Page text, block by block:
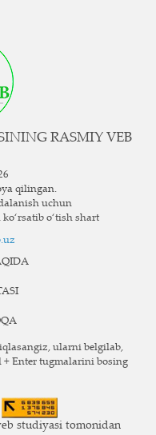
RASMIY VEB
qilingan.
uchun
o‘tish shart
ularni belgilab,
Enter tugmalarini bosing
studiyasi tomonidan